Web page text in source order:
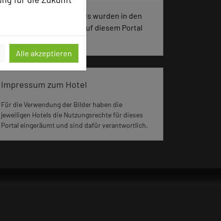
Alle akzeptieren
2023 Seiten dieses Hotels wurden in den
vergangenen 30 Tagen auf diesem Portal
aufgerufen.
Impressum zum Hotel
Für die Verwendung der Bilder haben die
jeweiligen Hotels die Nutzungsrechte für dieses
Portal eingeräumt und sind dafür verantwortlich.